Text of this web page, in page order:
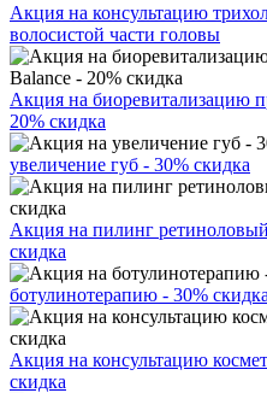
Акция на консультацию
волосистой части головы
Акция на биоревитализацию
20% скидка
увеличение губ - 30% скидка
Акция на пилинг
скидка
ботулинотерапию - 30% скидка
Акция на консультацию
скидка